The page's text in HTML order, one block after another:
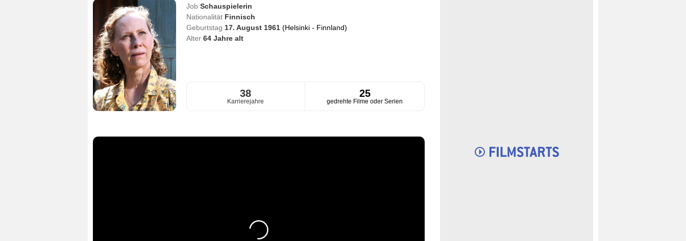
Job Schauspielerin
Nationalität Finnisch
Geburtstag 17. August 1961 (Helsinki - Finnland)
Alter 64Jahre alt
38
Karrierejahre
25
gedrehte Filme oder Serien